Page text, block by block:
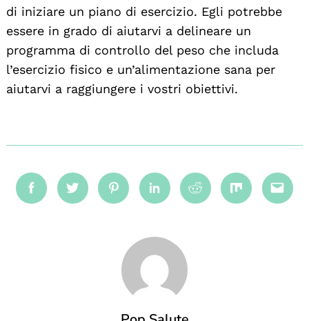
di iniziare un piano di esercizio. Egli potrebbe
essere in grado di aiutarvi a delineare un
programma di controllo del peso che includa
l’esercizio fisico e un’alimentazione sana per
aiutarvi a raggiungere i vostri obiettivi.
FacebookTwitterPinterestLinkedinRedditMix